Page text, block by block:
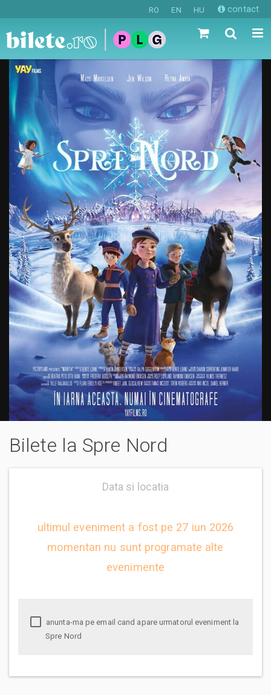
RO EN HU contact
Bilete la Spre Nord
Data si locatia
ultimul eveniment a fost pe 27 iun 2026
momentan nu sunt programate alte
evenimente
Spre Nord